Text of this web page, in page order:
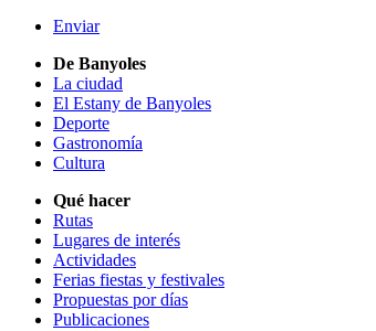
Enviar
De Banyoles
La ciudad
El Estany de Banyoles
Deporte
Gastronomía
Cultura
Qué hacer
Rutas
Lugares de interés
Actividades
Ferias fiestas y festivales
Propuestas por días
Publicaciones